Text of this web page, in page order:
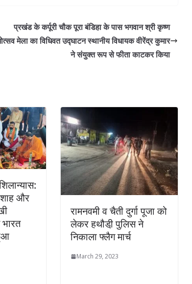
प्रखंड के कर्पूरी चौक पूरा बंडिहा के पास भगवान श्री कृष्ण
मेला का विधिवत उद्घाटन स्थानीय विधायक वीरेंद्र कुमार
ने संयुक्त रूप से फीता काटकर किया
शाह और
रामनवमी व चैती दुर्गा पूजा को
लेकर हथौडी़ पुलिस ने
निकाला फ्लैग मार्च
March 29, 2023